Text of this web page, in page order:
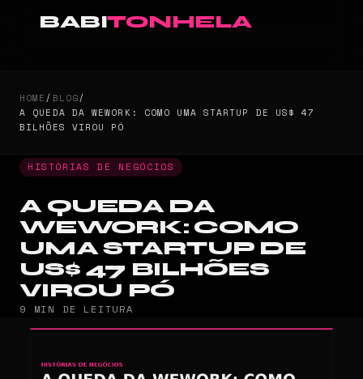
BABITONHELA
HOME/BLOG/
A QUEDA DA WEWORK: COMO UMA STARTUP DE US$ 47
BILHÕES VIROU PÓ
HISTÓRIAS DE NEGÓCIOS
A QUEDA DA
WEWORK: COMO
UMA STARTUP DE
US$ 47 BILHÕES
VIROU PÓ
9 MIN DE LEITURA